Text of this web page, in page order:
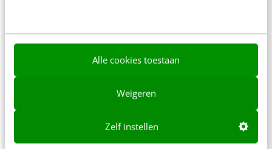
Alle cookies toestaan
Weigeren
Zelf instellen
Nog zo’n saleshit was de viral van
sportschoenmerkHi-Tecwaarin drie
sportievelingen een nieuwe sport beoefenen:
liquid mountaineering, oftewel rennen over
water. Mogelijk door die nieuwe schoen van Hi-
Tec die zo waterafstotend was, dat je ermee